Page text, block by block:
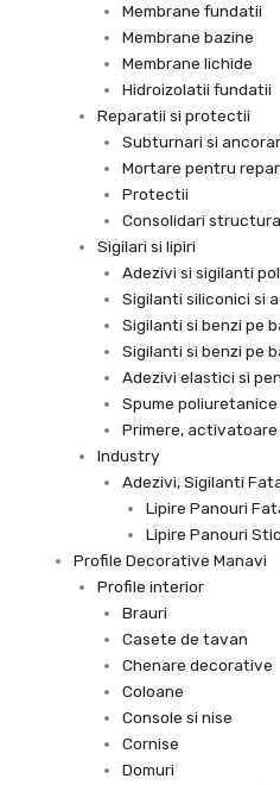
Membrane fundatii
Membrane bazine
Membrane lichide
Hidroizolatii fundatii
Reparatii si protectii
Subturnari si
Mortare pentru
Protectii
Consolidari
Sigilari si lipiri
Adezivi si sigilanti
Sigilanti siliconici si
Sigilanti si benzi pe
Sigilanti si benzi pe
Adezivi elastici si
Spume poliuretanice
Primere, activatoare
Industry
Adezivi, Sigilanti
Lipire Panouri
Lipire Panouri
Profile Decorative Manavi
Profile interior
Brauri
Casete de tavan
Chenare decorative
Coloane
Console si nise
Cornise
Domuri